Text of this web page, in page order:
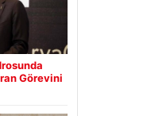
Görevini